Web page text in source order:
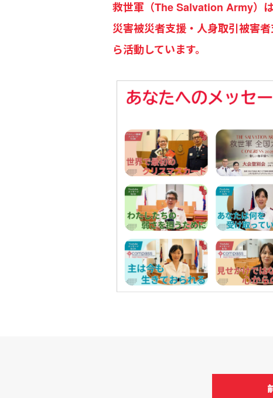
救世軍（The Salvation Army）
災害被災者支援・人身取引被害
ら活動しています。